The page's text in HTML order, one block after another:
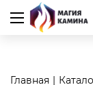
<meta
Главная